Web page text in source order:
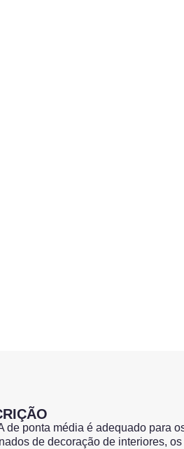
de ponta média é adequado para
de decoração de interiores,